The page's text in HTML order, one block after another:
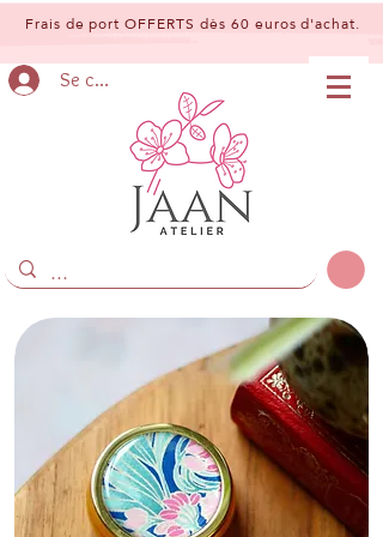
Frais de port OFFERTS dès 60 euros d'achat.
Se connecter